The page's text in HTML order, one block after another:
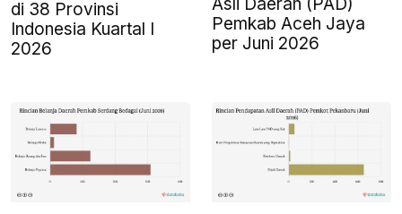
di 38 Provinsi
Indonesia Kuartal I
2026
Pemkab Aceh Jaya
per Juni 2026